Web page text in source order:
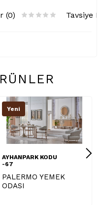
(0) Tavsiye
Yeni
AYHANPARK
ASEL YEMEK